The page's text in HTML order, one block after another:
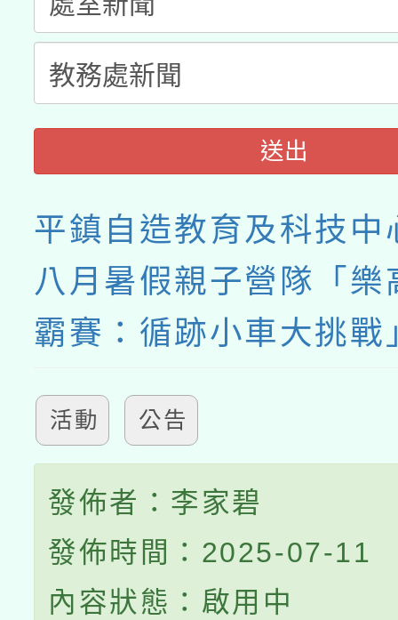
送出
平鎮自造教育及科技
八月暑假親子營隊「樂
霸賽：循跡小車大挑戰
活動 公告
發佈者：李家碧
發佈時間：2025-07-11
內容狀態：啟用中